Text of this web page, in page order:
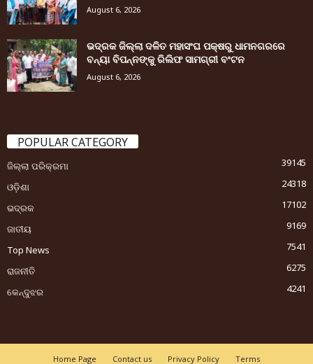
August 6, 2026
ଭଦ୍ରକ ଜିଲ୍ଲା ଦଳିତ ମହାସଂଘ ପକ୍ଷରୁ ଧାମନଗରରେ
ବନ୍ୟା ବିପନ୍ନଙ୍କୁ ରିଲିଫ ସାମଗ୍ରୀ ବଂଟନ
August 6, 2026
POPULAR CATEGORY
ଜିଲ୍ଲା ପରିକ୍ରମା
39145
ଓଡ଼ିଶା
24318
ଭଦ୍ରକ
17102
ଜାତୀୟ
9169
Top News
7541
ରାଜନୀତି
6275
କେନ୍ଦୁଝର
4241
Home Page Contact us Privacy Policy Terms